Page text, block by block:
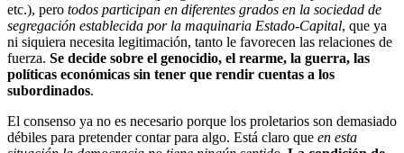
etc.), pero todos participan en diferentes grados en la sociedad de
segregación establecida por la maquinaria Estado-Capital, que ya
ni siquiera necesita legitimación, tanto le favorecen las relaciones de
fuerza. Se decide sobre el genocidio, el rearme, la guerra, las
políticas económicas sin tener que rendir cuentas a los
subordinados.
El consenso ya no es necesario porque los proletarios son demasiado
débiles para pretender contar para algo. Está claro que en esta